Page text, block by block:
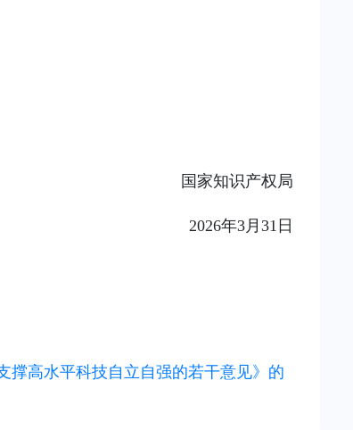
国家知识产权局
2026年3月31日
撑高水平科技自立自强的若干意见》的